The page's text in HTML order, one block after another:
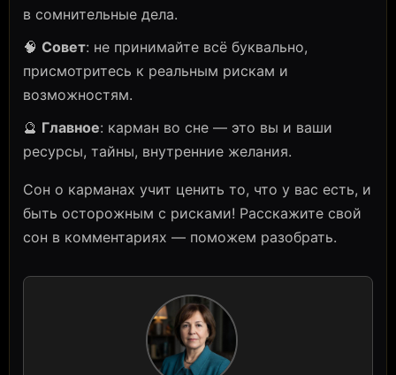
в сомнительные дела.
🧠 Совет: не принимайте всё буквально,
присмотритесь к реальным рискам и
возможностям.
🔮 Главное: карман во сне — это вы и ваши
ресурсы, тайны, внутренние желания.
Сон о карманах учит ценить то, что у вас есть, и
быть осторожным с рисками! Расскажите свой
сон в комментариях — поможем разобрать.